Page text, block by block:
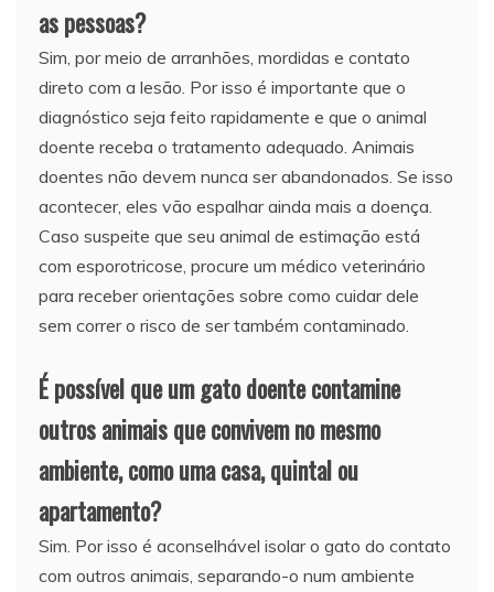
as pessoas?
Sim, por meio de arranhões, mordidas e contato
direto com a lesão. Por isso é importante que o
diagnóstico seja feito rapidamente e que o animal
doente receba o tratamento adequado. Animais
doentes não devem nunca ser abandonados. Se isso
acontecer, eles vão espalhar ainda mais a doença.
Caso suspeite que seu animal de estimação está
com esporotricose, procure um médico veterinário
para receber orientações sobre como cuidar dele
sem correr o risco de ser também contaminado.
É possível que um gato doente contamine
outros animais que convivem no mesmo
ambiente, como uma casa, quintal ou
apartamento?
Sim. Por isso é aconselhável isolar o gato do contato
com outros animais, separando-o num ambiente